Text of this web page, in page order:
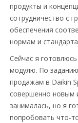
продукты и
сотрудничество с
обеспечения
нормам и
Сейчас я
модулю. По
продажам в Daikin
совершенно новым
занималась, но я
попробовать что-